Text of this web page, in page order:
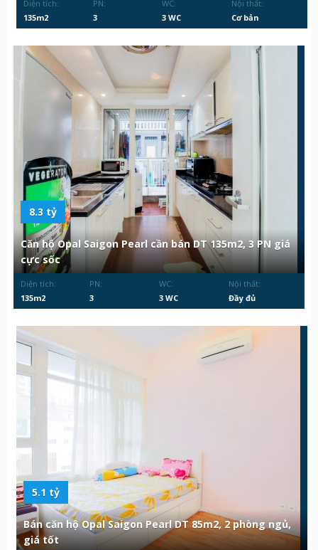
Diện tích:
135m2
PN:
3
WC:
3 WC
Nội thất:
Cơ bản
8.3 tỷ
Căn hộ Opal Saigon Pearl cần bán DT 135m2, 3 PN giá
cực sốc
Diện tích:
135m2
PN:
3
WC:
3 WC
Nội thất:
Đầy đủ
5.1 tỷ
Bán căn hộ Opal Saigon Pearl DT 85m2, 2 phòng ngủ,
giá tốt